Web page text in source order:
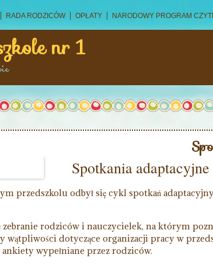
nr 1
RADA RODZICÓW OPŁATY NARODOWY PROGRAM
Spotkania
przedszkolu odbył się cykl spotkań
zebranie rodziców i nauczycielek, na którym
wątpliwości dotyczące organizacji pracy w
wypełniane przez rodziców.